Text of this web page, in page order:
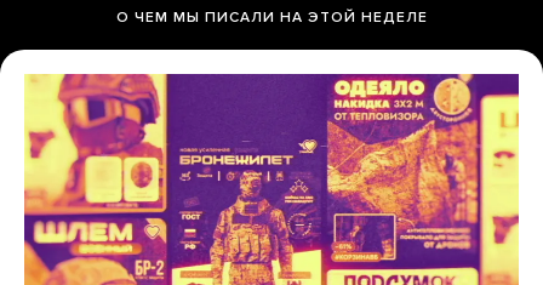
О ЧЕМ МЫ ПИСАЛИ НА ЭТОЙ НЕДЕЛЕ